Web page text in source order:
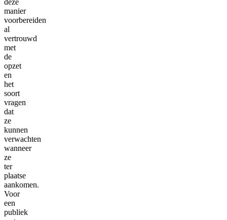
manier
voorbereiden
al
vertrouwd
met
de
opzet
en
het
soort
vragen
dat
ze
kunnen
verwachten
wanneer
ze
ter
plaatse
aankomen.
Voor
een
publiek